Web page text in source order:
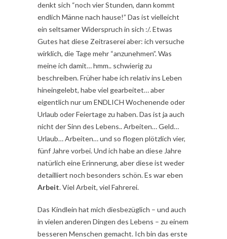
denkt sich “noch vier Stunden, dann kommt
endlich Männe nach hause!” Das ist vielleicht
ein seltsamer Widerspruch in sich :/. Etwas
Gutes hat diese Zeitraserei aber: ich versuche
wirklich, die Tage mehr “anzunehmen”. Was
meine ich damit… hmm.. schwierig zu
beschreiben. Früher habe ich relativ ins Leben
hineingelebt, habe viel gearbeitet… aber
eigentlich nur um ENDLICH Wochenende oder
Urlaub oder Feiertage zu haben. Das ist ja auch
nicht der Sinn des Lebens.. Arbeiten… Geld…
Urlaub… Arbeiten… und so flogen plötzlich vier,
fünf Jahre vorbei. Und ich habe an diese Jahre
natürlich eine Erinnerung, aber diese ist weder
detailliert noch besonders schön. Es war eben
Arbeit. Viel Arbeit, viel Fahrerei.
Das Kindlein hat mich diesbezüglich – und auch
in vielen anderen Dingen des Lebens – zu einem
besseren Menschen gemacht. Ich bin das erste